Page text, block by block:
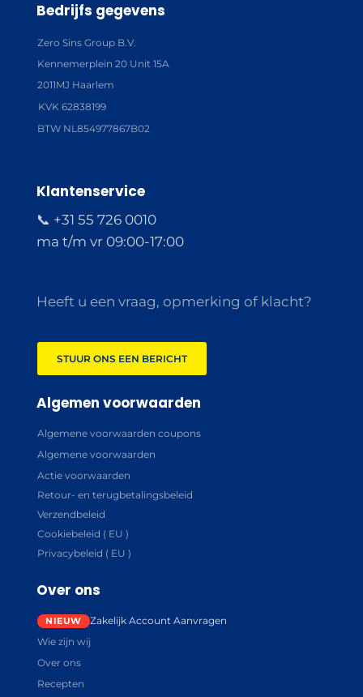
Bedrijfs gegevens
Zero Sins Group B.V.
Kennemerplein 20 Unit 15A
2011MJ Haarlem
KVK 62838199
BTW NL854977867B02
Klantenservice
📞 +31 55 726 0010
ma t/m vr 09:00-17:00
Heeft u een vraag, opmerking of klacht?
STUUR ONS EEN BERICHT
Algemen voorwaarden
Algemene voorwaarden coupons
Algemene voorwaarden
Actie voorwaarden
Retour- en terugbetalingsbeleid
Verzendbeleid
Cookiebeleid ( EU )
Privacybeleid ( EU )
Over ons
Zakelijk Account Aanvragen
Wie zijn wij
Over ons
Recepten